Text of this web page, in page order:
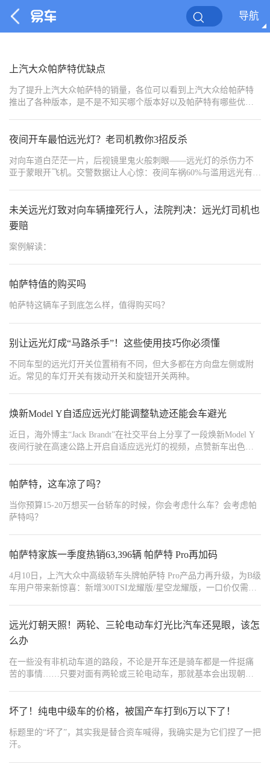
导航
上汽大众帕萨特优缺点
为了提升上汽大众帕萨特的销量，各位可以看到上汽大众给帕萨特
推出了各种版本，是不是不知买哪个版本好以及帕萨特有哪些优缺
夜间开车最怕远光灯？老司机教你3招反杀
对向车道白茫茫一片，后视镜里鬼火般刺眼——远光灯的杀伤力不
亚于蒙眼开飞机。交警数据让人心惊：夜间车祸60%与滥用远光有
击术**，从眼神训练、战术走位到科技改装，让你在灯光战场上反
客为主，专治各种不服！
未关远光灯致对向车辆撞死行人，法院判决：远光灯司机也
要赔
案例解读：
帕萨特值的购买吗
帕萨特这辆车子到底怎么样，值得购买吗？
别让远光灯成“马路杀手”！这些使用技巧你必须懂
不同车型的远光灯开关位置稍有不同，但大多都在方向盘左侧或附
近。常见的车灯开关有拨动开关和旋钮开关两种。
焕新Model Y自适应远光灯能调整轨迹还能会车避光
近日，海外博主“Jack Brandt”在社交平台上分享了一段焕新Model Y
夜间行驶在高速公路上开启自适应远光灯的视频，点赞新车出色的
帕萨特，这车凉了吗？
当你预算15-20万想买一台轿车的时候，你会考虑什么车？会考虑帕
萨特吗？
帕萨特家族一季度热销63,396辆 帕萨特 Pro再加码
4月10日，上汽大众中高级轿车头牌帕萨特 Pro产品力再升级，为B级
车用户带来新惊喜：新增300TSI龙耀版/星空龙耀版，一口价仅需
舱，“加量不加价“，为消费者带来超值购车体验。
远光灯朝天照！两轮、三轮电动车灯光比汽车还晃眼，该怎
么办
在一些没有非机动车道的路段，不论是开车还是骑车都是一件挺痛
苦的事情……只要对面有两轮或三轮电动车，那就基本会出现朝天
坏了！纯电中级车的价格，被国产车打到6万以下了！
标题里的“坏了”，其实我是替合资车喊得，我确实是为它们捏了一把
汗。